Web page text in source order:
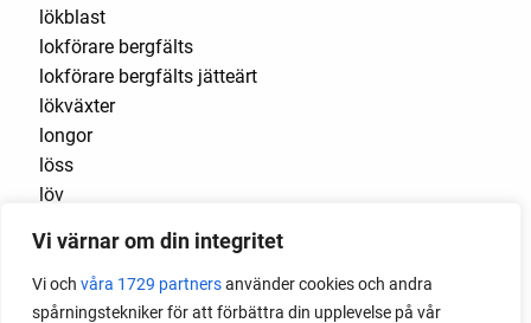
Vi värnar om din integritet
Vi och våra 1729 partnersanvänder cookies och andra
spårningstekniker för att förbättra din upplevelse på vår
lökblast
lokförare bergfälts
lokförare bergfälts jätteärt
lökväxter
longor
löss
löv
luftlök
luktärt
luktärter